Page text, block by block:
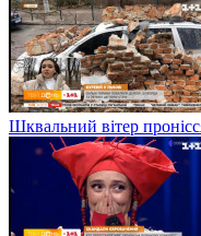
Шквальний вітер